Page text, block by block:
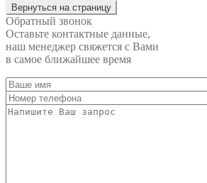
Вернуться на страницу
Обратный звонок
Оставьте контактные данные,
наш менеджер свяжется с Вами
в самое ближайшее время